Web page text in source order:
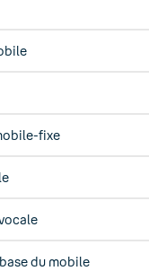
fixe
du mobile